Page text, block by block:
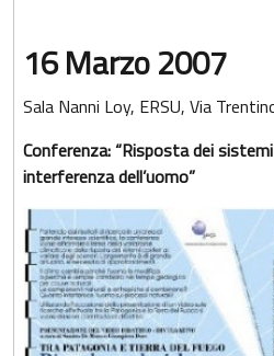
16 Marzo 2007
Sala Nanni Loy, ERSU, Via
Conferenza: “Risposta dei
interferenza dell’uomo”